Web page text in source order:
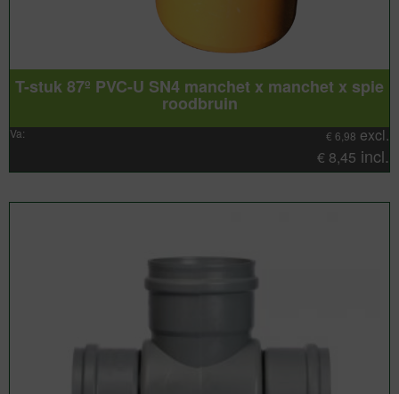
T-stuk 87º PVC-U SN4 manchet x manchet x spie
roodbruin
Va: € 6,98 excl.
€ 8,45 incl.